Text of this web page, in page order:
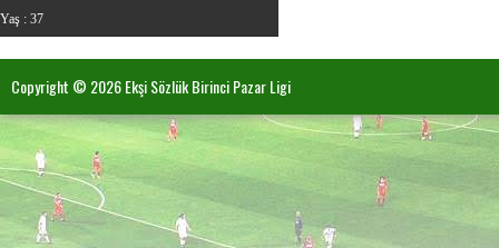
Yaş : 37
Copyright © 2026 Ekşi Sözlük Birinci Pazar Ligi